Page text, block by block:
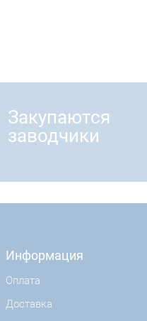
Закупаются
заводчики
Информация
Оплата
Доставка